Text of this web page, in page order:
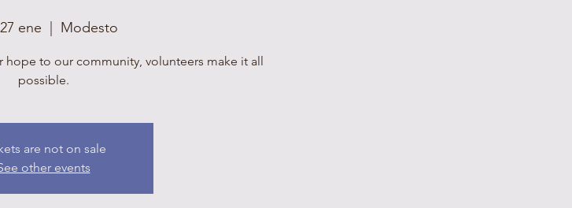
ene Modesto
hope to our community, volunteers make it all
possible.
are not on sale
other events